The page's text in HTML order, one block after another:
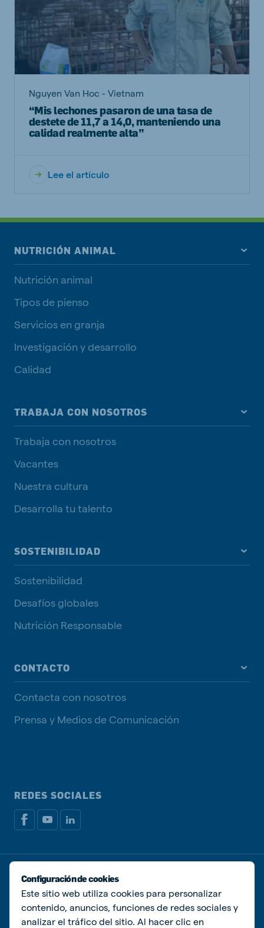
Nguyen Van Hoc - Vietnam
“Mis lechones pasaron de una tasa de
destete de 11,7 a 14,0, manteniendo una
calidad realmente alta”
Lee el artículo
NUTRICIÓN ANIMAL
Nutrición animal
Tipos de pienso
Servicios en granja
Investigación y desarrollo
Calidad
TRABAJA CON NOSOTROS
Trabaja con nosotros
Vacantes
Nuestra cultura
Desarrolla tu talento
SOSTENIBILIDAD
Sostenibilidad
Desafíos globales
Nutrición Responsable
CONTACTO
Contacta con nosotros
Prensa y Medios de Comunicación
REDES SOCIALES
Política de privacidadPolítica de Cookies
Administrar Cookies
© De Heus Animal Nutrition
Configuración de cookies
Este sitio web utiliza cookies para personalizar
contenido, anuncios, funciones de redes sociales y
analizar el tráfico del sitio. Al hacer clic en